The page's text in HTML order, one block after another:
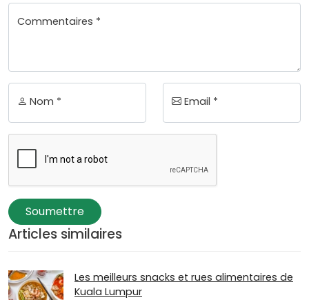
Commentaires *
Nom * Email *
Soumettre
Articles similaires
Les meilleurs snacks et rues alimentaires de
Kuala Lumpur